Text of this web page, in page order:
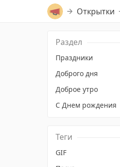
Открытки
Раздел
Праздники
Доброго дня
Доброе утро
С Днем рождения
Теги
GIF